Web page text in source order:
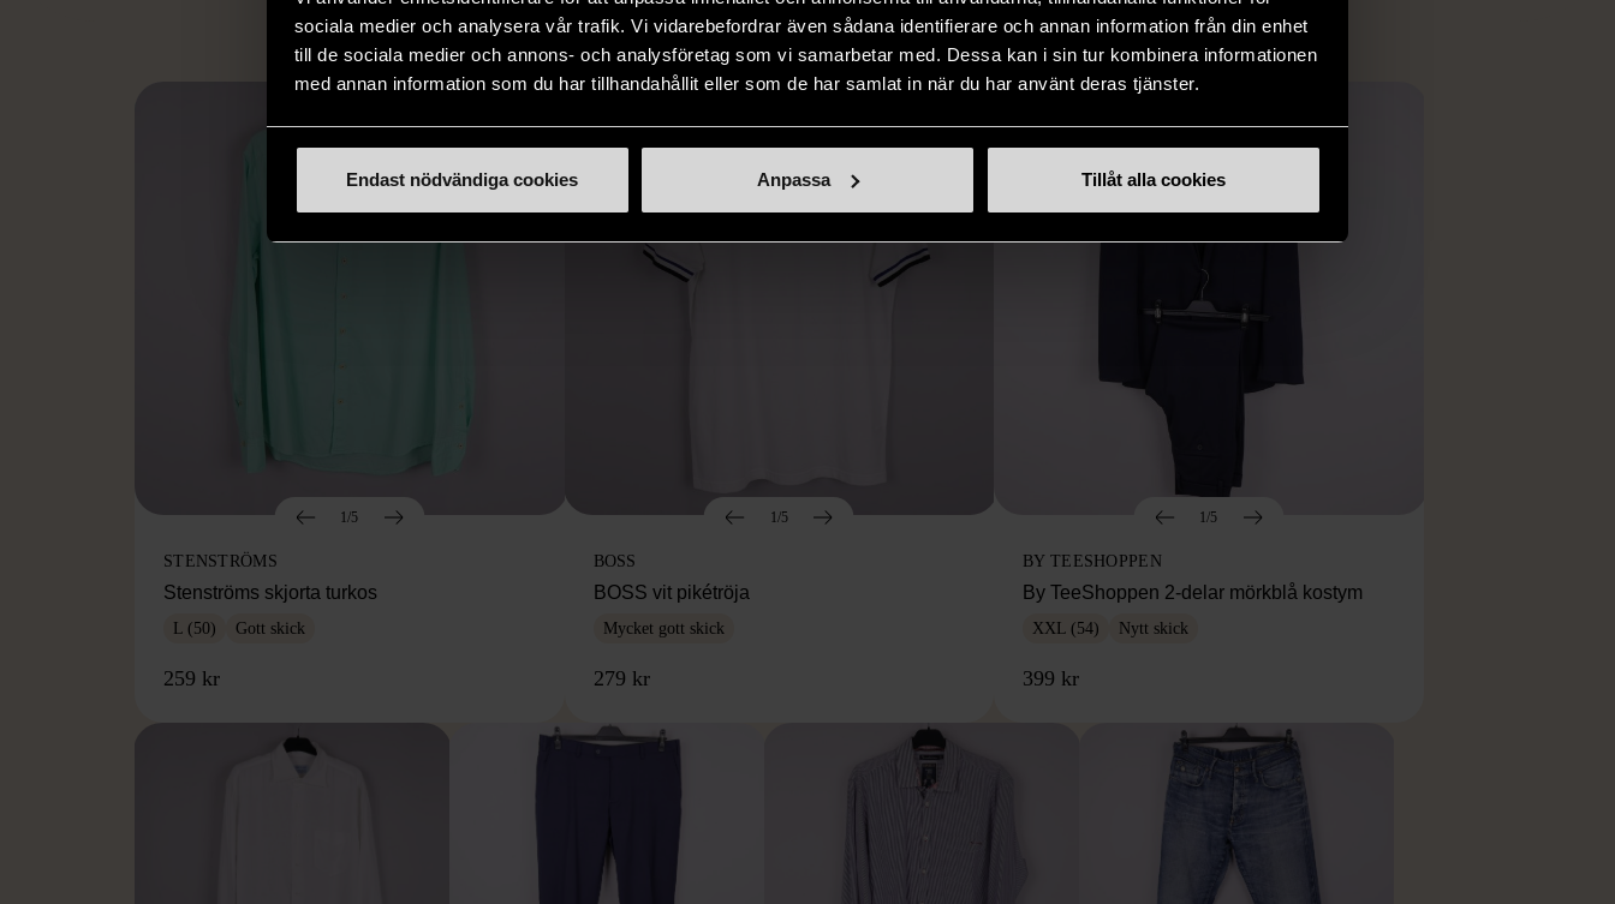
sociala medier och analysera vår trafik. Vi vidarebefordrar även sådana identifierare och annan information från din enhet
till de sociala medier och annons- och analysföretag som vi samarbetar med. Dessa kan i sin tur kombinera informationen
med annan information som du har tillhandahållit eller som de har samlat in när du har använt deras tjänster.
Endast nödvändiga cookies Anpassa Tillåt alla cookies
Hitta produkter som påminner om denna
1/5
STENSTRÖMS
Stenströms skjorta turkos
L (50) Gott skick
259 kr
1/5
BOSS
BOSS vit pikétröja
Mycket gott skick
279 kr
1/5
BY TEESHOPPEN
By TeeShoppen 2-delar mörkblå kostym
XXL (54) Nytt skick
399 kr